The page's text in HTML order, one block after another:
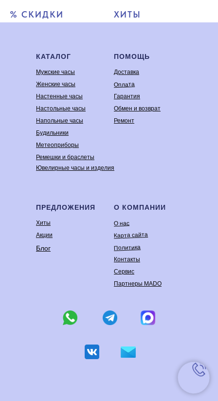
% СКИДКИ ХИТЫ
КАТАЛОГ
Мужские часы
Женские часы
Настенные часы
Настольные часы
Напольные часы
Будильники
Метеоприборы
Ремешки и браслеты
Ювелирные часы и изделия
ПРЕДЛОЖЕНИЯ
Хиты
Акции
Блог
ПОМОЩЬ
Доставка
Оплата
Гарантия
Обмен и возврат
Ремонт
О КОМПАНИИ
О нас
Карта сайта
Политика
Контакты
Сервис
Партнеры MADO